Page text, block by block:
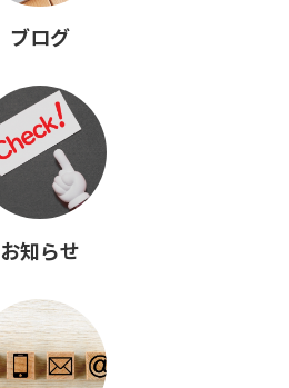
ブログ
お知らせ